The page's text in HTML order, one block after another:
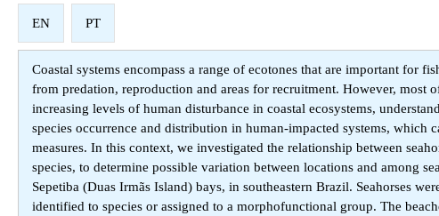
EN PT
Coastal systems encompass a range of ecotones that are important for
from predation, reproduction and areas for recruitment. However, most
increasing levels of human disturbance in coastal ecosystems,
species occurrence and distribution in human-impacted systems,
measures. In this context, we investigated the relationship between
species, to determine possible variation between locations and among
Sepetiba (Duas Irmãs Island) bays, in southeastern Brazil. Seahorses
identified to species or assigned to a morphofunctional group. The